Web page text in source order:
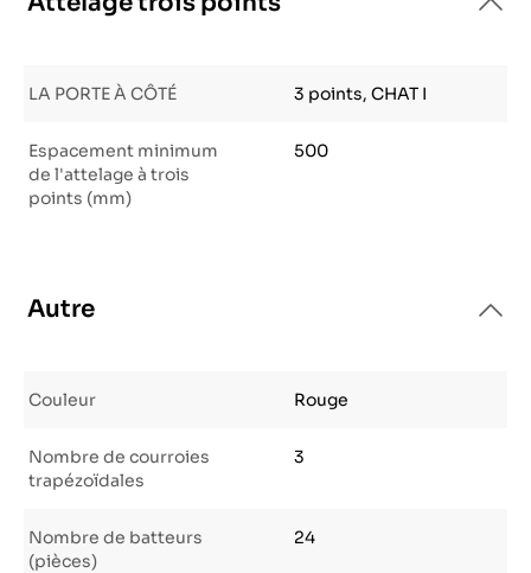
LA PORTE À CÔTÉ 3 points, CHAT I
Espacement minimum
de l'attelage à trois
points (mm)
500
Autre
Couleur Rouge
Nombre de courroies
trapézoïdales
3
Nombre de batteurs
(pièces)
24